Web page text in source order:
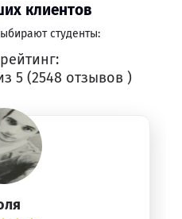
клиентов
студенты:
5 (2548 отзывов )